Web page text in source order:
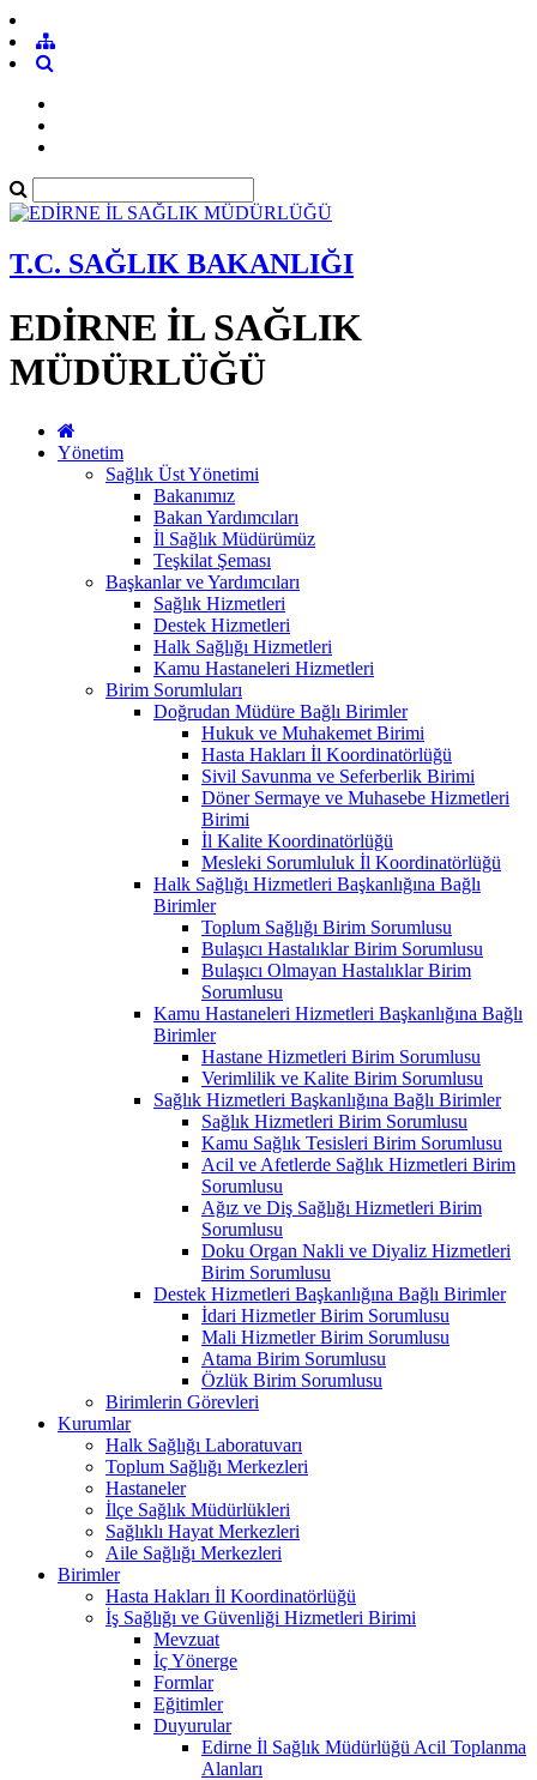
T.C. SAĞLIK BAKANLIĞI
EDİRNE İL SAĞLIK
MÜDÜRLÜĞÜ
Yönetim
Sağlık Üst Yönetimi
Bakanımız
Bakan Yardımcıları
İl Sağlık Müdürümüz
Teşkilat Şeması
Başkanlar ve Yardımcıları
Sağlık Hizmetleri
Destek Hizmetleri
Halk Sağlığı Hizmetleri
Kamu Hastaneleri Hizmetleri
Birim Sorumluları
Doğrudan Müdüre Bağlı Birimler
Hukuk ve Muhakemet Birimi
Hasta Hakları İl Koordinatörlüğü
Sivil Savunma ve Seferberlik Birimi
Döner Sermaye ve Muhasebe Hizmetleri
Birimi
İl Kalite Koordinatörlüğü
Mesleki Sorumluluk İl Koordinatörlüğü
Halk Sağlığı Hizmetleri Başkanlığına Bağlı
Birimler
Toplum Sağlığı Birim Sorumlusu
Bulaşıcı Hastalıklar Birim Sorumlusu
Bulaşıcı Olmayan Hastalıklar Birim
Sorumlusu
Kamu Hastaneleri Hizmetleri Başkanlığına Bağlı
Birimler
Hastane Hizmetleri Birim Sorumlusu
Verimlilik ve Kalite Birim Sorumlusu
Sağlık Hizmetleri Başkanlığına Bağlı Birimler
Sağlık Hizmetleri Birim Sorumlusu
Kamu Sağlık Tesisleri Birim Sorumlusu
Acil ve Afetlerde Sağlık Hizmetleri Birim
Sorumlusu
Ağız ve Diş Sağlığı Hizmetleri Birim
Sorumlusu
Doku Organ Nakli ve Diyaliz Hizmetleri
Birim Sorumlusu
Destek Hizmetleri Başkanlığına Bağlı Birimler
İdari Hizmetler Birim Sorumlusu
Mali Hizmetler Birim Sorumlusu
Atama Birim Sorumlusu
Özlük Birim Sorumlusu
Birimlerin Görevleri
Kurumlar
Halk Sağlığı Laboratuvarı
Toplum Sağlığı Merkezleri
Hastaneler
İlçe Sağlık Müdürlükleri
Sağlıklı Hayat Merkezleri
Aile Sağlığı Merkezleri
Birimler
Hasta Hakları İl Koordinatörlüğü
İş Sağlığı ve Güvenliği Hizmetleri Birimi
Mevzuat
İç Yönerge
Formlar
Eğitimler
Duyurular
Edirne İl Sağlık Müdürlüğü Acil Toplanma
Alanları